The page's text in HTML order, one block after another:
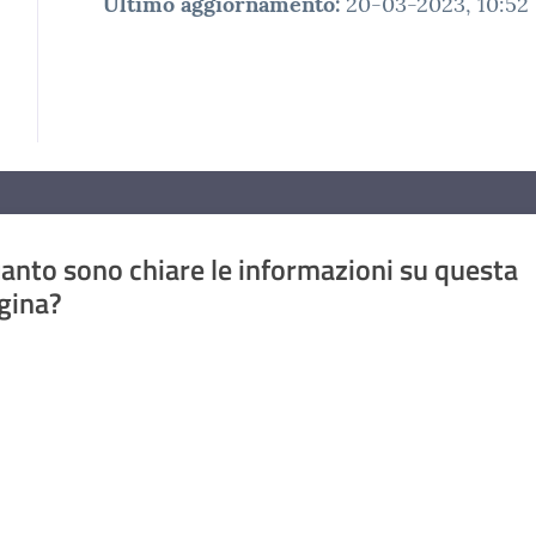
sono chiare le informazioni su questa